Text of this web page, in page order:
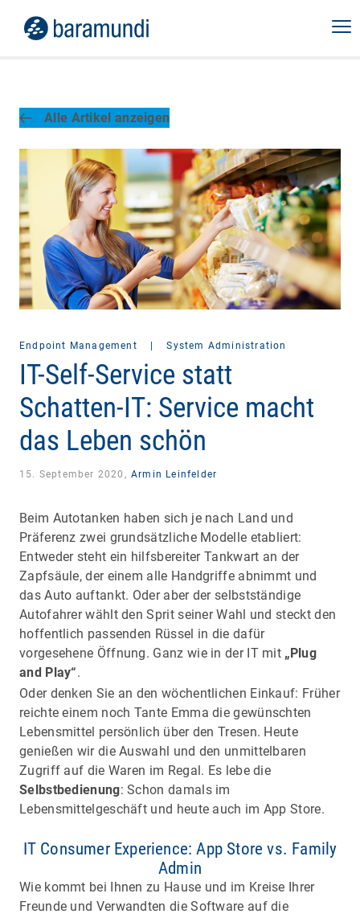
Alle Artikel anzeigen
Endpoint Management | System Administration
IT-Self-Service statt
Schatten-IT: Service macht
das Leben schön
15. September 2020, Armin Leinfelder
Beim Autotanken haben sich je nach Land und
Präferenz zwei grundsätzliche Modelle etabliert:
Entweder steht ein hilfsbereiter Tankwart an der
Zapfsäule, der einem alle Handgriffe abnimmt und
das Auto auftankt. Oder aber der selbstständige
Autofahrer wählt den Sprit seiner Wahl und steckt den
hoffentlich passenden Rüssel in die dafür
vorgesehene Öffnung. Ganz wie in der IT mit „Plug
and Play“.
Oder denken Sie an den wöchentlichen Einkauf: Früher
reichte einem noch Tante Emma die gewünschten
Lebensmittel persönlich über den Tresen. Heute
genießen wir die Auswahl und den unmittelbaren
Zugriff auf die Waren im Regal. Es lebe die
Selbstbedienung: Schon damals im
Lebensmittelgeschäft und heute auch im App Store.
IT Consumer Experience: App Store vs. Family
Admin
Wie kommt bei Ihnen zu Hause und im Kreise Ihrer
Freunde und Verwandten die Software auf die